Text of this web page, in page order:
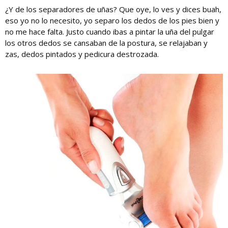
¿Y de los separadores de uñas? Que oye, lo ves y dices buah,
eso yo no lo necesito, yo separo los dedos de los pies bien y
no me hace falta. Justo cuando ibas a pintar la uña del pulgar
los otros dedos se cansaban de la postura, se relajaban y
zas, dedos pintados y pedicura destrozada.